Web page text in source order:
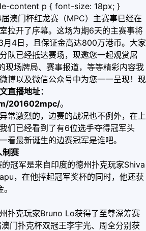
content p { font-size: 18px; }
澳门杯红龙赛（MPC）主赛事已经在
拉开了序幕。这场为期6天的主赛事将
4日，且保证金高达800万港币。大家
队已经抵达赛场，现邀您一起观赏屠
现场牌局、赛事报道，等等精彩内容我
博以及微信公众号中为您一一呈现！现
直播地址：
201602mpc/。
常激烈的，边赛的战况也不例外，在上
们已经看到了有6位选手夺得冠军头
看最新诞生的边赛冠军是谁吧。
赛
冠军是来自印度的德州扑克玩家Shiva
，在他捧起冠军奖杯的同时，他还获
扑克玩家Bruno Lo获得了至尊深筹赛
门扑克杯双冠王李宇光、周全分别获